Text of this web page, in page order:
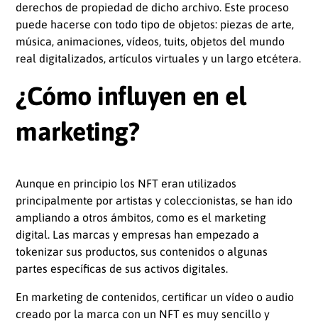
derechos de propiedad de dicho archivo. Este proceso
puede hacerse con todo tipo de objetos: piezas de arte,
música, animaciones, vídeos, tuits, objetos del mundo
real digitalizados, artículos virtuales y un largo etcétera.
¿Cómo influyen en el
marketing?
Aunque en principio los NFT eran utilizados
principalmente por artistas y coleccionistas, se han ido
ampliando a otros ámbitos, como es el marketing
digital. Las marcas y empresas han empezado a
tokenizar sus productos, sus contenidos o algunas
partes específicas de sus activos digitales.
En marketing de contenidos, certificar un vídeo o audio
creado por la marca con un NFT es muy sencillo y